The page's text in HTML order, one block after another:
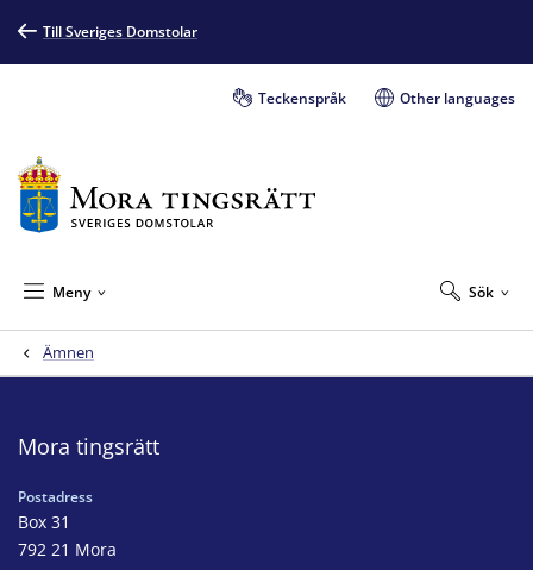
Till Sveriges Domstolar
Teckenspråk Other languages
Sök
Meny
Ämnen
Mora tingsrätt
Postadress
Box 31
792 21 Mora